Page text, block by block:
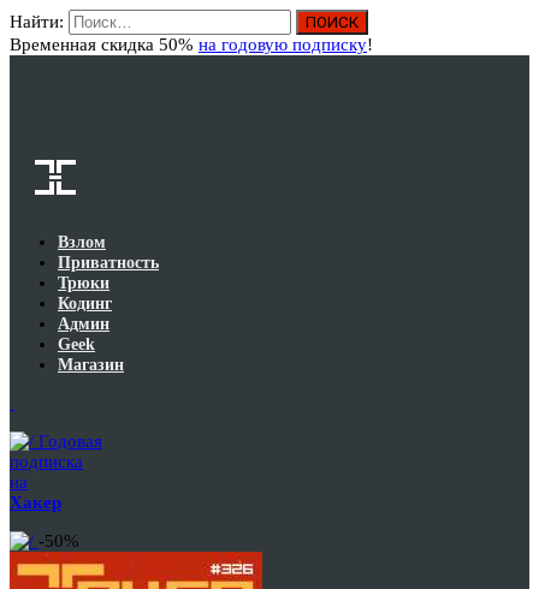
Найти:
Временная скидка 50% на годовую подписку!
Взлом
Приватность
Трюки
Кодинг
Админ
Geek
Магазин
Годовая
подписка
на
Хакер
-50%